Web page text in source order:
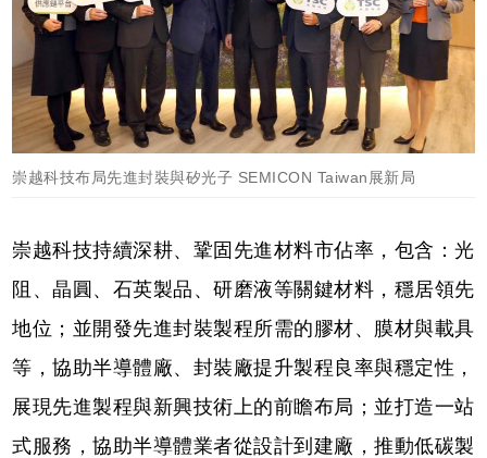
崇越科技布局先進封裝與矽光子 SEMICON Taiwan展新局
崇越科技持續深耕、鞏固先進材料市佔率，包含：光
阻、晶圓、石英製品、研磨液等關鍵材料，穩居領先
地位；並開發先進封裝製程所需的膠材、膜材與載具
等，協助半導體廠、封裝廠提升製程良率與穩定性，
展現先進製程與新興技術上的前瞻布局；並打造一站
式服務，協助半導體業者從設計到建廠，推動低碳製